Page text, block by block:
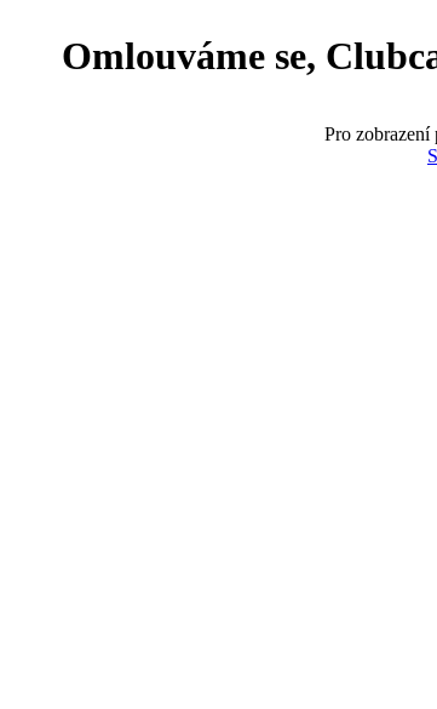
Omlouváme se,
Pro